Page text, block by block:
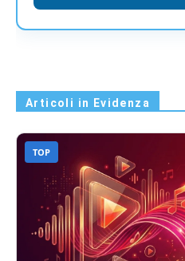
Articoli in Evidenza
TOP